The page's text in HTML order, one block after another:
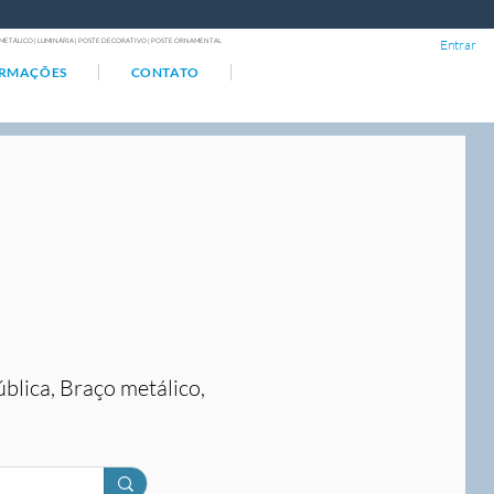
| LUMINÁRIA | POSTE DECORATIVO | POSTE ORNAMENTAL
CONTATO
Entrar
Braço metálico,